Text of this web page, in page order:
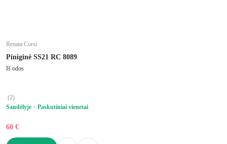
Renata Corsi
Piniginė SS21 RC 8089
Iš odos
(2)
Sandėlyje
Paskutiniai vienetai
60 €